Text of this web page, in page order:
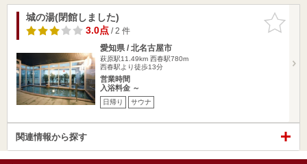
お気に入
りに追加
城の湯(閉館しました)
3.0点/ 2 件
愛知県 / 北名古屋市
萩原駅11.49km 西春駅780m
西春駅より徒歩13分
営業時間
入浴料金 ～
日帰り サウナ
関連情報から探す